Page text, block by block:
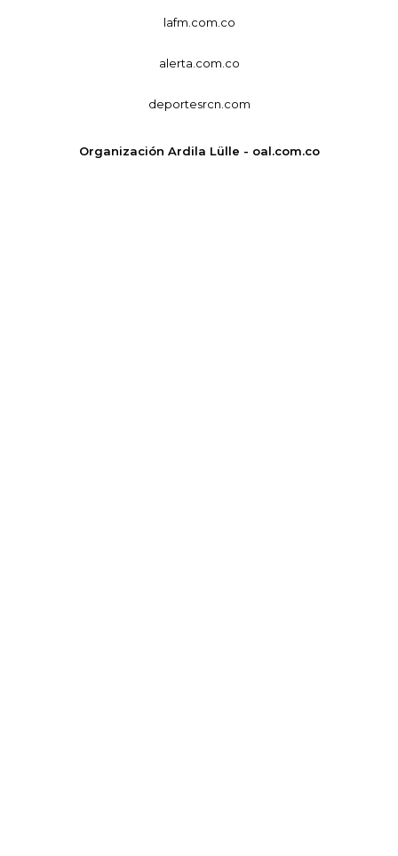
lafm.com.co
alerta.com.co
deportesrcn.com
Organización Ardila Lülle - oal.com.co